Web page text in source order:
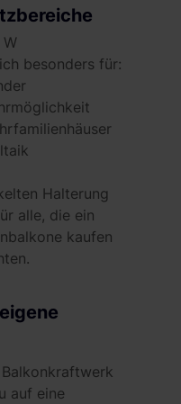
besonders für:
Halterung
alle, die ein
kaufen
Balkonkraftwerk
auf eine